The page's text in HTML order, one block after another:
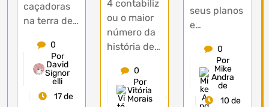
caçadoras
na terra de…
0
Por
David
Signor
elli
17 de
4 contabiliz
ou o maior
número da
história de…
0
Por
Vitória
Morais
seus planos
e…
0
Por
Mike
Andra
de
10 de